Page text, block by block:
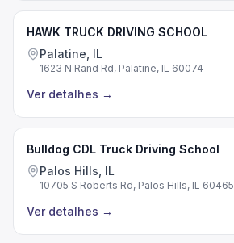
HAWK TRUCK DRIVING SCHOOL
Palatine, IL
1623 N Rand Rd, Palatine, IL 60074
Ver detalhes →
Bulldog CDL Truck Driving School
Palos Hills, IL
10705 S Roberts Rd, Palos Hills, IL 60465
Ver detalhes →